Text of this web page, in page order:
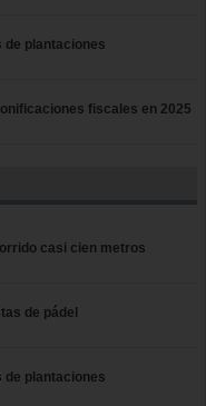
de plantaciones
fiscales en 2025
casi cien metros
de pádel
de plantaciones